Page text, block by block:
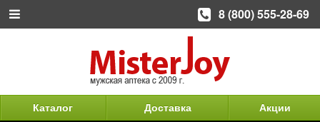
Каталог Доставка Акции
8 (800) 555-28-69